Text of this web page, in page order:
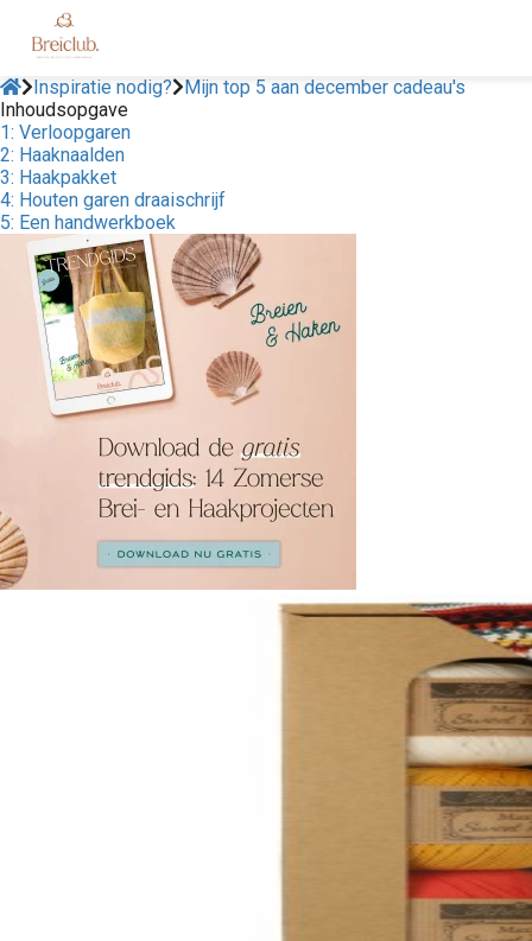
Inspiratie nodig?
Mijn top 5 aan december cadeau's
Inhoudsopgave
1: Verloopgaren
2: Haaknaalden
3: Haakpakket
4: Houten garen draaischrijf
5: Een handwerkboek